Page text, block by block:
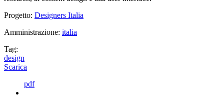
Progetto: Designers Italia
Amministrazione: italia
Tag:
design
Scarica
pdf